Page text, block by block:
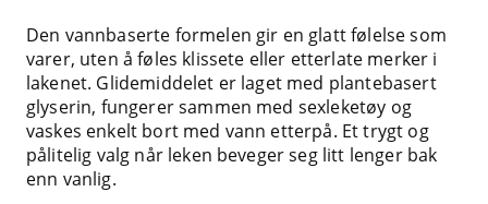
Den vannbaserte formelen gir en glatt følelse som
varer, uten å føles klissete eller etterlate merker i
lakenet. Glidemiddelet er laget med plantebasert
glyserin, fungerer sammen med sexleketøy og
vaskes enkelt bort med vann etterpå. Et trygt og
pålitelig valg når leken beveger seg litt lenger bak
enn vanlig.